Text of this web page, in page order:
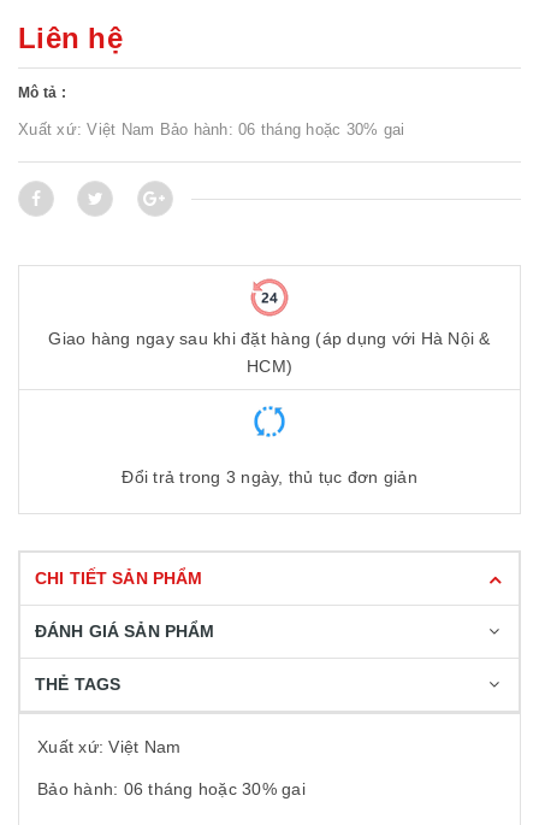
Liên hệ
Mô tả :
Xuất xứ: Việt Nam Bảo hành: 06 tháng hoặc 30% gai
Giao hàng ngay sau khi đặt hàng (áp dụng với Hà Nội &
HCM)
Đổi trả trong 3 ngày, thủ tục đơn giản
CHI TIẾT SẢN PHẨM
ĐÁNH GIÁ SẢN PHẨM
THẺ TAGS
Xuất xứ: Việt Nam
Bảo hành: 06 tháng hoặc 30% gai